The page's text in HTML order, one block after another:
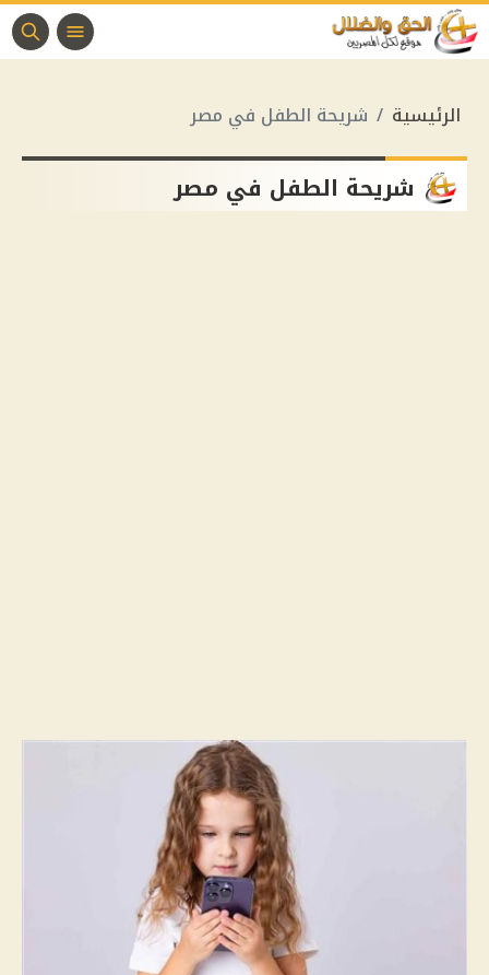
الرئيسية شريحة الطفل في مصر
شريحة الطفل في مصر